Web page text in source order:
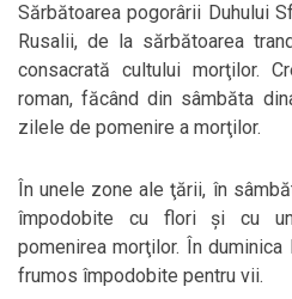
Sărbătoarea pogorârii Duhului
Rusalii, de la sărbătoarea
consacrată cultului morţilor.
roman, făcând din sâmbăta
zilele de pomenire a morţilor.
În unele zone ale ţării, în
împodobite cu flori şi cu
pomenirea morţilor. În
frumos împodobite pentru vii.